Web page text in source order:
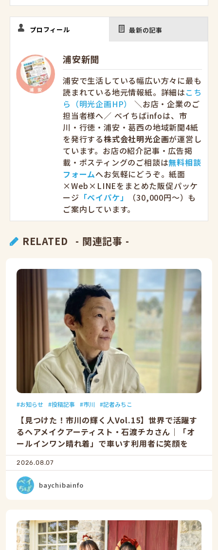
プロフィール 最新の記事
浦安新聞
浦安で生活している幅広い方々に最も
読まれている地元情報紙。詳細はこち
ら（明光企画HP）
＼お店・企業のご
担当者様へ／ ベイちばinfoは、市
川・行徳・浦安・葛西の地域新聞4紙
を発行する株式会社明光企画が運営し
ています。お店の紹介記事・広告掲
載・ポスティングのご相談は無料相談
フォームへお気軽にどうぞ。紙面
×Web×LINEをまとめた販促パッケ
ージ 「ベイパケ」
（30,000円〜）も
ご案内しています。
RELATED - 関連記事 -
お知らせ 投稿記事 市川 記者みちこ
【見つけた！市川の輝く人Vol.15】世界で活躍す
るヘアメイクアーティスト・石渡チカさん｜「オ
ールインワン晴れ着」で車いす利用者に笑顔を
2026.08.07
baychibainfo